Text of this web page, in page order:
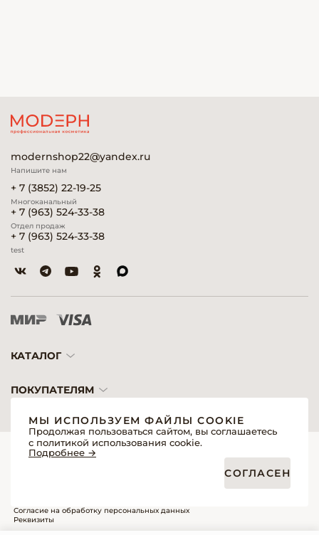
modernshop22@yandex.ru
Напишите нам
+ 7 (3852) 22-19-25
Многоканальный
+ 7 (963) 524-33-38
Отдел продаж
+ 7 (963) 524-33-38
test
КАТАЛОГ
ПОКУПАТЕЛЯМ
© 2026 «Модерн»— Косметика и оборудование для профессионалов
Публичная оферта интернет-магазина для профессиональных участников
Согласие на обработку персональных данных
Реквизиты
Создание сайтов
МЫ ИСПОЛЬЗУЕМ ФАЙЛЫ COOKIE
Продолжая пользоваться сайтом, вы соглашаетесь
с политикой использования cookie.
Подробнее →
СОГЛАСЕН